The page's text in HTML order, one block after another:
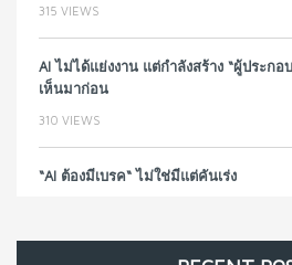
315 VIEWS
AI ไม่ได้แย่งงาน แต่กำลังสร้าง “ผู้ประก
เห็นมาก่อน
310 VIEWS
“AI ต้องมีเบรค“ ไม่ใช่มีแต่คันเร่ง